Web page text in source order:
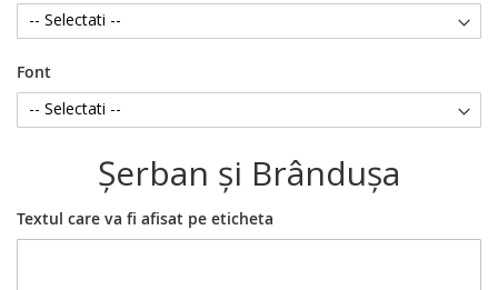
Font
Şerban şi Brânduşa
Textul care va fi afisat pe eticheta